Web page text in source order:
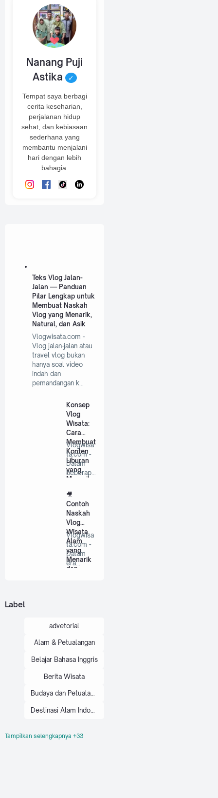
Nanang Puji
Astika
✓
Tempat saya berbagi
cerita keseharian,
perjalanan hidup
sehat, dan kebiasaan
sederhana yang
membantu menjalani
hari dengan lebih
bahagia.
Teks Vlog Jalan-
Jalan — Panduan
Pilar Lengkap untuk
Membuat Naskah
Vlog yang Menarik,
Natural, dan Asik
Vlogwisata.com -
Vlog jalan-jalan atau
travel vlog bukan
hanya soal video
indah dan
pemandangan k…
Konsep
Vlog
Wisata:
Cara
Membuat
Konten
Liburan
yang
Menarik
Mengins
pirasi
Vlogwisa
ta.com -
Dalam
beberapa
terakhir,
…
🎥
Contoh
Naskah
Vlog
Wisata
Alam
yang
Menarik
dan
Vlogwisa
ta.com -
Dalam
era
Label
advetorial
Alam & Petualangan
Belajar Bahasa Inggris
Berita Wisata
Budaya dan Petualangan
Destinasi Wisata
Tampilkan selengkapnya +33